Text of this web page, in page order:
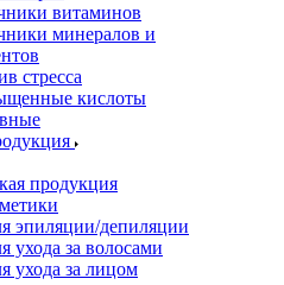
витаминов
минералов и
стресса
кислоты
продукция
эпиляции/депиляции
ухода за волосами
ухода за лицом